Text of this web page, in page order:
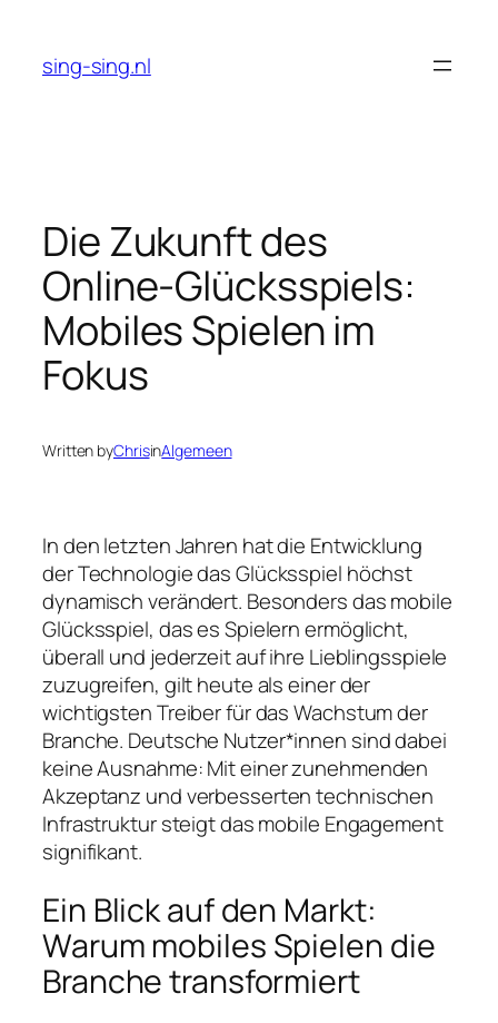
content
sing-sing.nl
Die Zukunft des
Online-Glücksspiels:
Mobiles Spielen im
Fokus
Written byChrisinAlgemeen
In den letzten Jahren hat die Entwicklung
der Technologie das Glücksspiel höchst
dynamisch verändert. Besonders das mobile
Glücksspiel, das es Spielern ermöglicht,
überall und jederzeit auf ihre Lieblingsspiele
zuzugreifen, gilt heute als einer der
wichtigsten Treiber für das Wachstum der
Branche. Deutsche Nutzer*innen sind dabei
keine Ausnahme: Mit einer zunehmenden
Akzeptanz und verbesserten technischen
Infrastruktur steigt das mobile Engagement
signifikant.
Ein Blick auf den Markt:
Warum mobiles Spielen die
Branche transformiert